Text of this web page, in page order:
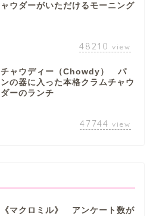
ャウダーがいただけるモーニング
48210 view
チャウディー（Chowdy） パ
ンの器に入った本格クラムチャウ
ダーのランチ
47744 view
《マクロミル》 アンケート数が